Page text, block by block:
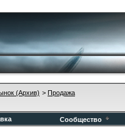
(Архив) > Продажа
Сообщество